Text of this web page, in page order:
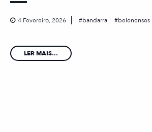
4 Fevereiro, 2026 bandarra belenenses
LER MAIS...